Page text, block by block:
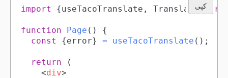
کپی import {useTacoTranslate , Translate}
function Page ( )
{
const
{error} = useTacoTranslate ( ) ;
return
(
<div>